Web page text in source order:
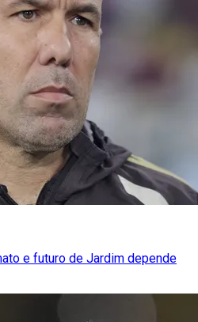
e futuro de Jardim depende